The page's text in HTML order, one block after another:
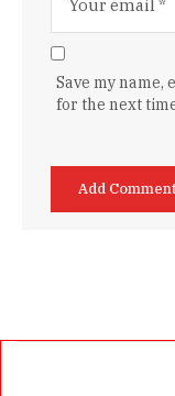
Save my
for the next